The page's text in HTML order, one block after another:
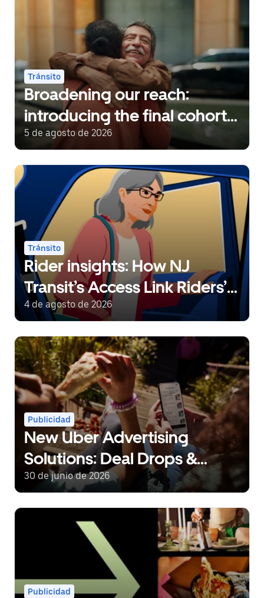
Tránsito
Broadening our reach:
introducing the final cohort
of recipients of the Uber
5 de agosto de 2026
Tránsito
Rider insights: How NJ
Transit’s Access Link Riders’
Choice Pilot redefines
4 de agosto de 2026
Publicidad
New Uber Advertising
Solutions: Deal Drops &
Reorder Rewards
30 de junio de 2026
Publicidad